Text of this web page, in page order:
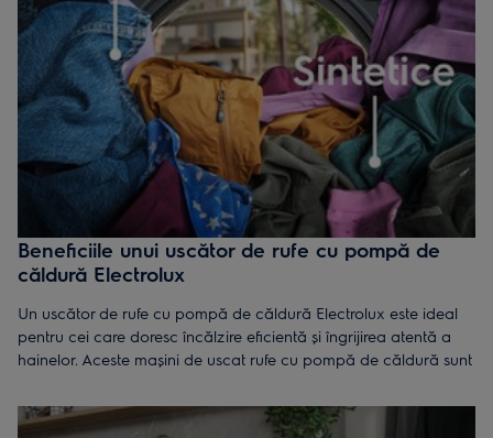
Beneficiile unui uscător de rufe cu pompă de
căldură Electrolux
Un uscător de rufe cu pompă de căldură Electrolux este ideal
pentru cei care doresc încălzire eficientă și îngrijirea atentă a
hainelor. Aceste mașini de uscat rufe cu pompă de căldură sunt
Iată de ce le vei iubi: